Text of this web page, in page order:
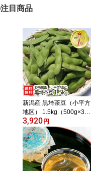
目商品
新潟産 黒埼茶豆（小平方
地区） 1.5kg（500g×3
袋）野崎農園 黒崎茶豆
くろさき茶豆 新鮮 枝豆
新潟県 生産者直送 お取
り寄せ ギフト プレゼン
ト 贈り物 代金引換決済
不可
3,920 円